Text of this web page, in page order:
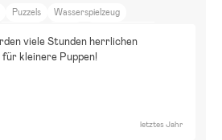
Puzzels
Wasserspielzeug
viele Stunden herrlichen
kleinere Puppen!
letztes Jahr